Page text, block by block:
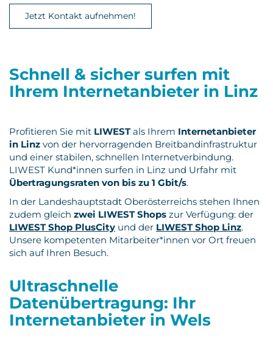
Jetzt Kontakt aufnehmen!
Schnell & sicher surfen mit
Ihrem Internetanbieter in Linz
Profitieren Sie mit LIWESTals Ihrem Internetanbieter
in Linz von der hervorragenden Breitbandinfrastruktur
und einer stabilen, schnellen Internetverbindung.
LIWEST Kund*innen surfen in Linz und Urfahr mit
Übertragungsraten von bis zu 1 Gbit/s.
In der Landeshauptstadt Oberösterreichs stehen Ihnen
zudem gleich zwei LIWEST Shops zur Verfügung: der
LIWEST Shop PlusCity und der LIWEST Shop Linz.
Unsere kompetenten Mitarbeiter*innen vor Ort freuen
sich auf Ihren Besuch.
Ultraschnelle
Datenübertragung: Ihr
Internetanbieter in Wels